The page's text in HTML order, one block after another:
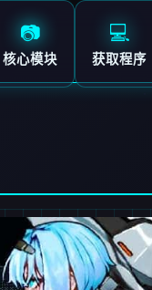
📷
核心模块
💻
获取程序